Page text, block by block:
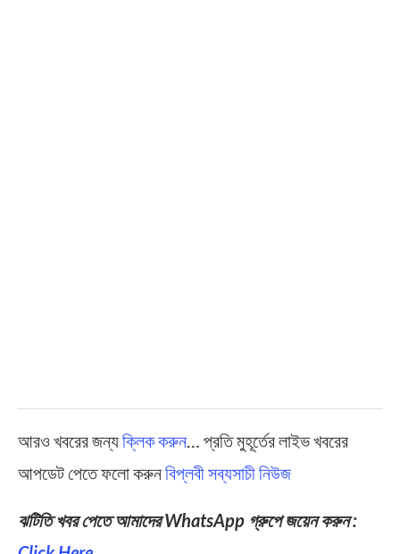
আরও খবরের জন্যক্লিক করুন… প্রতি মুহূর্তের লাইভ খবরের
আপডেট পেতে ফলো করুনবিপ্লবী সব্যসাচী নিউজ
ঝটিতি খবর পেতে আমাদের WhatsApp গ্রুপে জয়েন করুন :